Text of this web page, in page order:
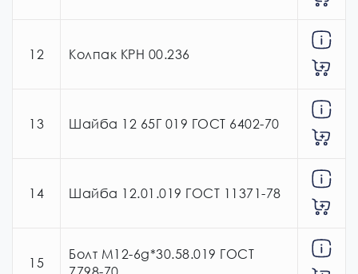
12 Колпак КРН 00.236
13 Шайба 12 65Г 019 ГОСТ 6402-70
14 Шайба 12.01.019 ГОСТ 11371-78
15
Болт М12-6g*30.58.019 ГОСТ